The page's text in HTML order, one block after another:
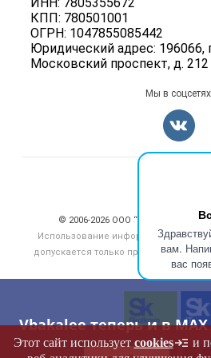
вам.
вас
Vbakalee теперь и в MAX
ИНН: 7805355672
КПП: 780501001
ОГРН: 1047855085442
Юридический адрес: 196066,
Московский проспект, д. 212
Мы в
© 2006‑2026 ООО “Инлайн”. 12+
Использование информации,
допускается только при размещении
Этот сайт использует cookies
и